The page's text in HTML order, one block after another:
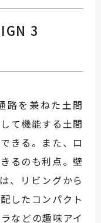
3
路を兼ねた土間
て機能する土間
きる。また、ロ
るのも利点。壁
、リビングから
したコンパクト
などの趣味アイ